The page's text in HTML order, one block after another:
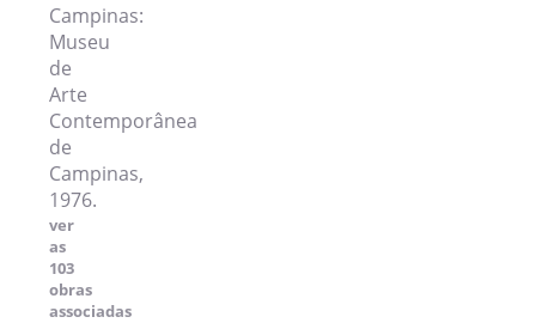
Campinas:
Museu
de
Arte
Contemporânea
de
Campinas,
1976.
ver
as
103
obras
associadas